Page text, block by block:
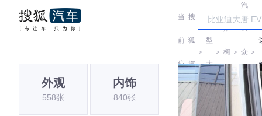
当
前
位
置:
搜
狐
汽
车
＞
车
型
大
全
＞
斯
柯
达
＞
汽
大
众
斯
柯
＞
外观
558张
内饰
840张